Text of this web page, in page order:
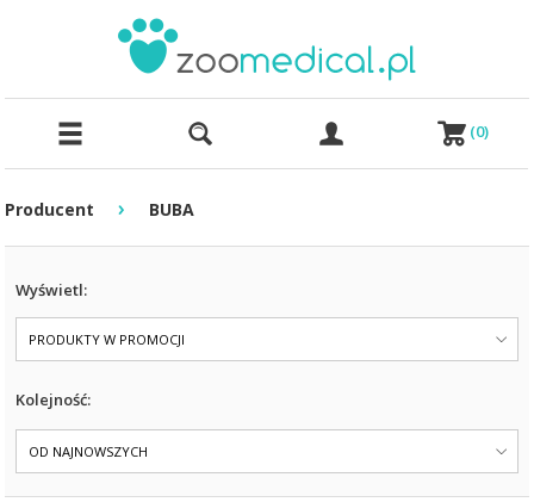
(0)
Producent › BUBA
Wyświetl:
PRODUKTY W PROMOCJI
Kolejność:
OD NAJNOWSZYCH